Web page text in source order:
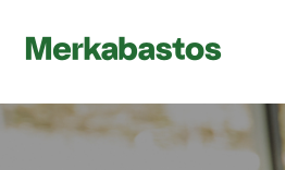
content